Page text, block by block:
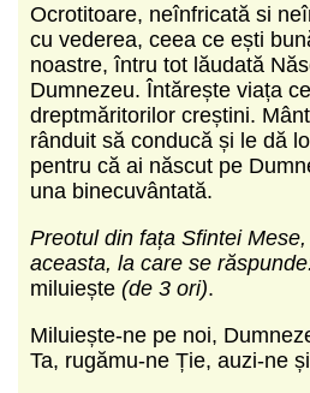
Ocrotitoare, neînfricată si
cu vederea, ceea ce ești
noastre, întru tot lăudată
Dumnezeu. Întărește viața
dreptmăritorilor creștini.
rânduit să conducă și le dă
pentru că ai născut pe
una binecuvântată.
Preotul din fața Sfintei
aceasta, la care se
miluiește (de 3 ori).
Miluiește-ne pe noi,
Ta, rugămu-ne Ție, auzi-ne